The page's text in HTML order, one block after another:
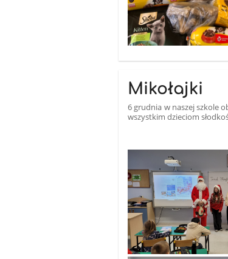
Mikołajki
6 grudnia w naszej szkole
wszystkim dzieciom
Samorząd